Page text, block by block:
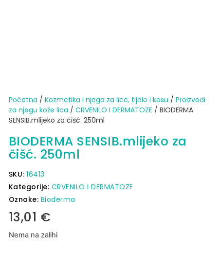
Početna / Kozmetika i njega za lice, tijelo i kosu / Proizvodi
za njegu kože lica / CRVENILO I DERMATOZE / BIODERMA
SENSIB.mlijeko za čišć. 250ml
BIODERMA SENSIB.mlijeko za
čišć. 250ml
SKU:16413
Kategorije: CRVENILO I DERMATOZE
Oznake: Bioderma
13,01 €
Nema na zalihi